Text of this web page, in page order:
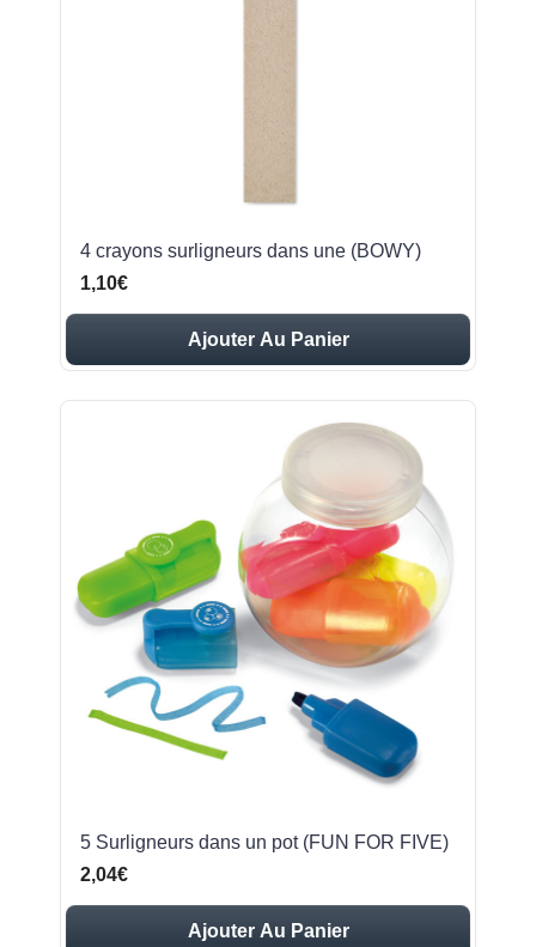
4 crayons surligneurs dans une (BOWY)
1,10€
Ajouter Au Panier
5 Surligneurs dans un pot (FUN FOR FIVE)
2,04€
Ajouter Au Panier